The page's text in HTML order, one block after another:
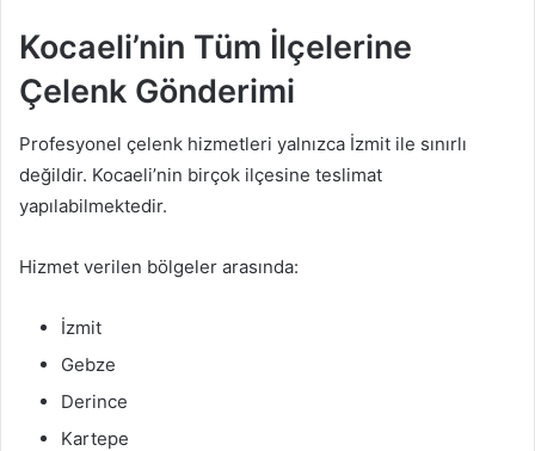
Kocaeli’nin Tüm İlçelerine
Çelenk Gönderimi
Profesyonel çelenk hizmetleri yalnızca İzmit ile sınırlı
değildir. Kocaeli’nin birçok ilçesine teslimat
yapılabilmektedir.
Hizmet verilen bölgeler arasında:
İzmit
Gebze
Derince
Kartepe